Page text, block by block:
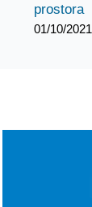
prostora
01/10/2021